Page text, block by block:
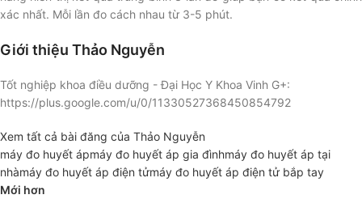
xác nhất. Mỗi lần đo cách nhau từ 3-5 phút.
Giới thiệu Thảo Nguyễn
Tốt nghiệp khoa điều dưỡng - Đại Học Y Khoa Vinh G+:
https://plus.google.com/u/0/11330527368450854792
Xem tất cả bài đăng của Thảo Nguyễn
máy đo huyết ápmáy đo huyết áp gia đìnhmáy đo huyết áp tại
nhàmáy đo huyết áp điện tửmáy đo huyết áp điện tử bắp tay
Mới hơn